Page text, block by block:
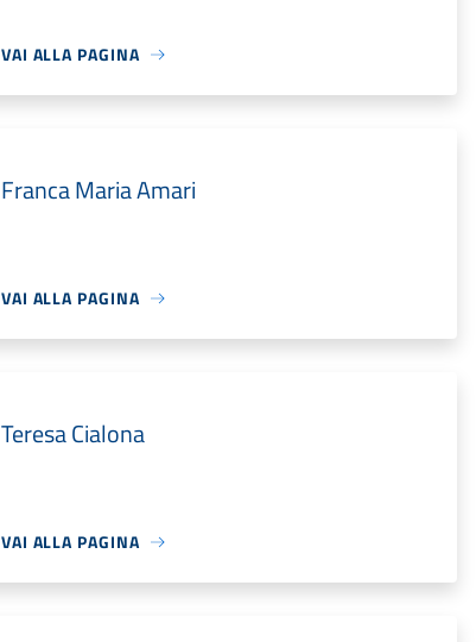
VAI ALLA PAGINA
Franca Maria Amari
VAI ALLA PAGINA
Teresa Cialona
VAI ALLA PAGINA